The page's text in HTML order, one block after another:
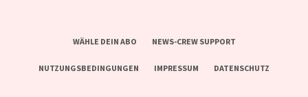
WÄHLE DEIN ABO NEWS-CREW SUPPORT
NUTZUNGSBEDINGUNGEN IMPRESSUM DATENSCHUTZ